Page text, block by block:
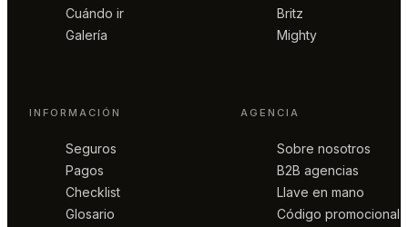
Cuándo ir
Galería
Britz
Mighty
INFORMACIÓN
Seguros
Pagos
Checklist
Glosario
AGENCIA
Sobre nosotros
B2B agencias
Llave en mano
Código promocional